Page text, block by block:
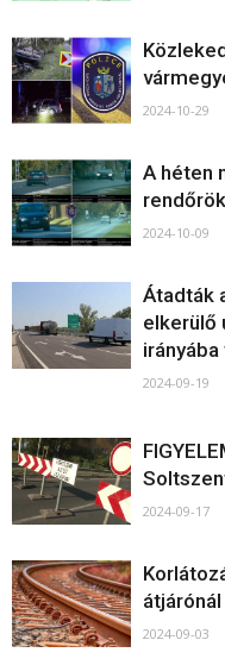
2024-10-29
A héten
2024-10-09
Átadták
elkerülő
2024-09-19
2024-09-17
átjárónál
2024-09-03